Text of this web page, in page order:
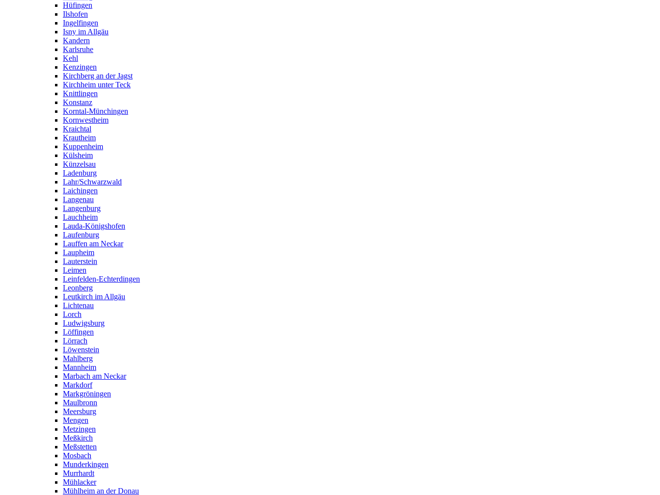
Hüfingen
Ilshofen
Ingelfingen
Isny im Allgäu
Kandern
Karlsruhe
Kehl
Kenzingen
Kirchberg an der Jagst
Kirchheim unter Teck
Knittlingen
Konstanz
Korntal-Münchingen
Kornwestheim
Kraichtal
Krautheim
Kuppenheim
Külsheim
Künzelsau
Ladenburg
Lahr/Schwarzwald
Laichingen
Langenau
Langenburg
Lauchheim
Lauda-Königshofen
Laufenburg
Lauffen am Neckar
Laupheim
Lauterstein
Leimen
Leinfelden-Echterdingen
Leonberg
Leutkirch im Allgäu
Lichtenau
Lorch
Ludwigsburg
Löffingen
Lörrach
Löwenstein
Mahlberg
Mannheim
Marbach am Neckar
Markdorf
Markgröningen
Maulbronn
Meersburg
Mengen
Metzingen
Meßkirch
Meßstetten
Mosbach
Munderkingen
Murrhardt
Mühlacker
Mühlheim an der Donau